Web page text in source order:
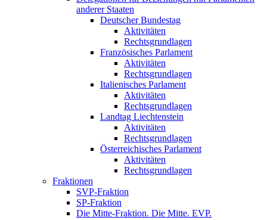
anderer Staaten
Deutscher Bundestag
Aktivitäten
Rechtsgrundlagen
Französisches Parlament
Aktivitäten
Rechtsgrundlagen
Italienisches Parlament
Aktivitäten
Rechtsgrundlagen
Landtag Liechtenstein
Aktivitäten
Rechtsgrundlagen
Österreichisches Parlament
Aktivitäten
Rechtsgrundlagen
Fraktionen
SVP-Fraktion
SP-Fraktion
Die Mitte-Fraktion. Die Mitte. EVP.